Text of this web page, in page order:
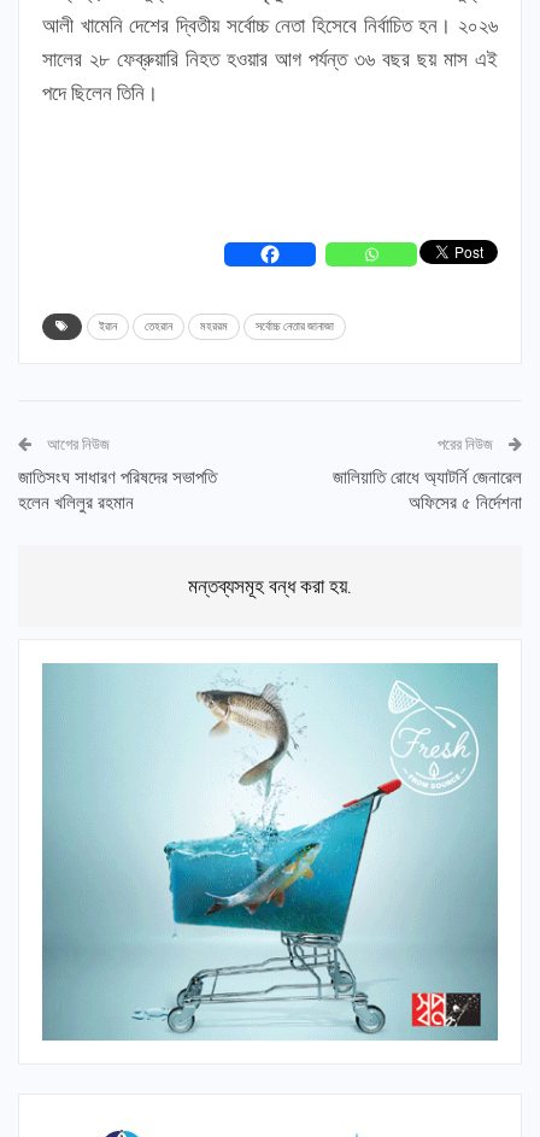
আলী খামেনি দেশের দ্বিতীয় সর্বোচ্চ নেতা হিসেবে নির্বাচিত হন। ২০২৬
সালের ২৮ ফেব্রুয়ারি নিহত হওয়ার আগ পর্যন্ত ৩৬ বছর ছয় মাস এই
পদে ছিলেন তিনি।
ইরান তেহরান মহররম সর্বোচ্চ নেতার জানাজা
আগের নিউজ
জাতিসংঘ সাধারণ পরিষদের সভাপতি
হলেন খলিলুর রহমান
পরের নিউজ
জালিয়াতি রোধে অ্যাটর্নি জেনারেল
অফিসের ৫ নির্দেশনা
মন্তব্যসমূহ বন্ধ করা হয়.